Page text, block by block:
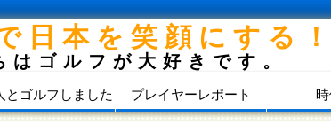
日本を笑顔にする！
はゴルフが大好きです。
とゴルフしました プレイヤーレポート